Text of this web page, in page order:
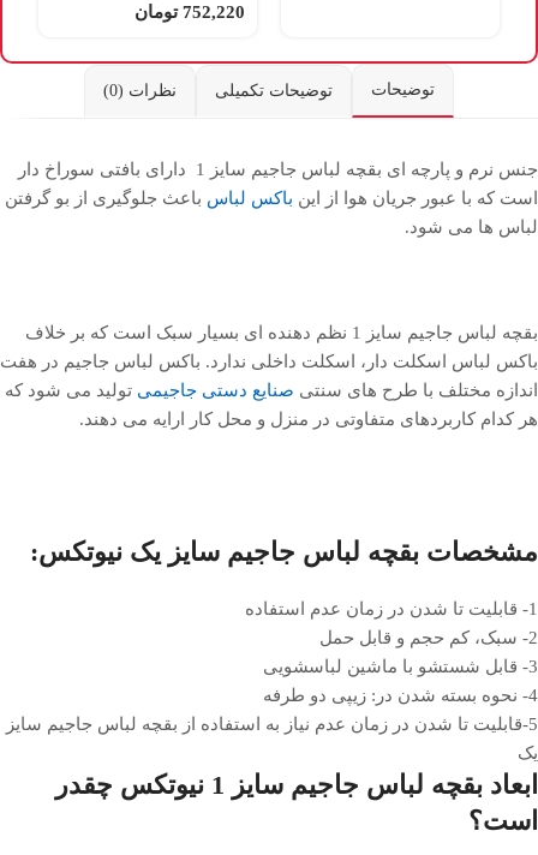
752,220 تومان
توضیحات توضیحات تکمیلی نظرات (0)
جنس نرم و پارچه ‌ای بقچه لباس جاجیم سایز 1 دارای بافتی سوراخ‌ دار
است که با عبور جریان هوا از این باکس لباس باعث جلوگیری از بو گرفتن
لباس ‌ها می‌ شود.
بقچه لباس جاجیم سایز 1 نظم دهنده ای بسیار سبک است که بر خلاف
باکس لباس اسکلت دار، اسکلت داخلی ندارد. باکس لباس جاجیم در هفت
اندازه مختلف با طرح های سنتی صنایع دستی جاجیمی تولید می شود که
هر کدام کاربردهای متفاوتی در منزل و محل کار ارایه می دهند.
مشخصات بقچه لباس جاجیم سایز یک نیوتکس:
1- قابلیت تا شدن در زمان عدم استفاده
2- سبک، کم حجم و قابل حمل
3- قابل شستشو با ماشین لباسشویی
4- نحوه بسته شدن در: زیپی دو طرفه
5-قابلیت تا شدن در زمان عدم نیاز به استفاده از بقچه لباس جاجیم سایز
یک
ابعاد بقچه لباس جاجیم سایز 1 نیوتکس چقدر
است؟